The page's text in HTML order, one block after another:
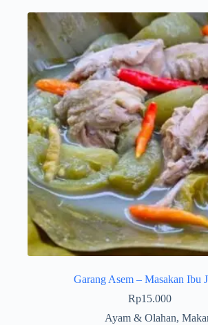
Garang Asem – Masakan Ibu
Rp15.000
Ayam & Olahan,